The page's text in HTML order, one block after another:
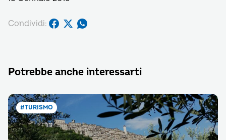
Condividi:
Potrebbe anche interessarti
#TURISMO